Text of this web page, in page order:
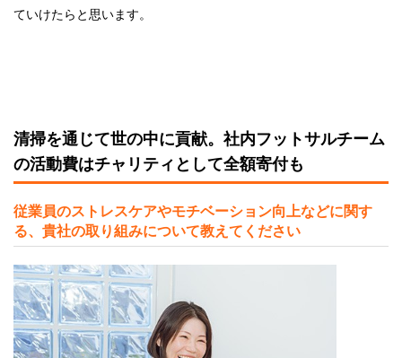
ていけたらと思います。
清掃を通じて世の中に貢献。社内フットサルチーム
の活動費はチャリティとして全額寄付も
従業員のストレスケアやモチベーション向上などに関す
る、貴社の取り組みについて教えてください